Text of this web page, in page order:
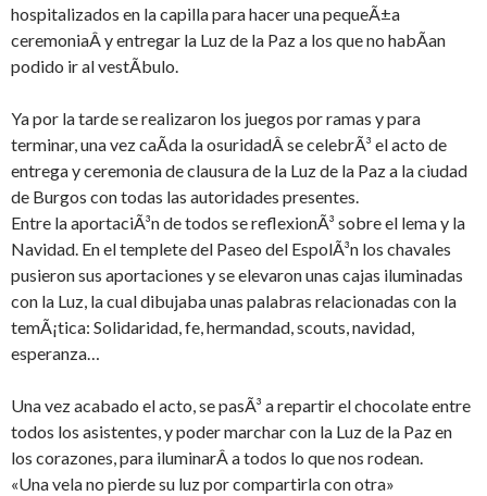
hospitalizados en la capilla para hacer una pequeÃ±a
ceremoniaÂ y entregar la Luz de la Paz a los que no habÃ­an
podido ir al vestÃ­bulo.
Ya por la tarde se realizaron los juegos por ramas y para
terminar, una vez caÃ­da la osuridadÂ se celebrÃ³ el acto de
entrega y ceremonia de clausura de la Luz de la Paz a la ciudad
de Burgos con todas las autoridades presentes.
Entre la aportaciÃ³n de todos se reflexionÃ³ sobre el lema y la
Navidad. En el templete del Paseo del EspolÃ³n los chavales
pusieron sus aportaciones y se elevaron unas cajas iluminadas
con la Luz, la cual dibujaba unas palabras relacionadas con la
temÃ¡tica: Solidaridad, fe, hermandad, scouts, navidad,
esperanza…
Una vez acabado el acto, se pasÃ³ a repartir el chocolate entre
todos los asistentes, y poder marchar con la Luz de la Paz en
los corazones, para iluminarÂ a todos lo que nos rodean.
«Una vela no pierde su luz por compartirla con otra»